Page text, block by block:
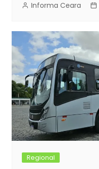
Informa Ceara
Regional